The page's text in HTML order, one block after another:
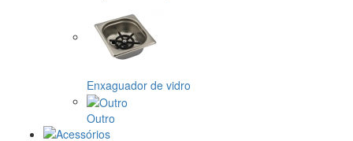
Enxaguador de vidro
Outro